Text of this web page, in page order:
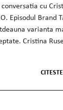
cu
Episodul Brand
varianta
Cristina